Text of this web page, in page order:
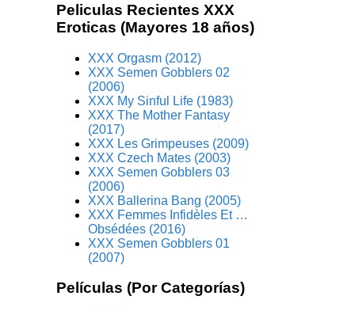
Peliculas Recientes XXX
Eroticas (Mayores 18 años)
XXX Orgasm (2012)
XXX Semen Gobblers 02
(2006)
XXX My Sinful Life (1983)
XXX The Mother Fantasy
(2017)
XXX Les Grimpeuses (2009)
XXX Czech Mates (2003)
XXX Semen Gobblers 03
(2006)
XXX Ballerina Bang (2005)
XXX Femmes Infidèles Et …
Obsédées (2016)
XXX Semen Gobblers 01
(2007)
Películas (Por Categorías)